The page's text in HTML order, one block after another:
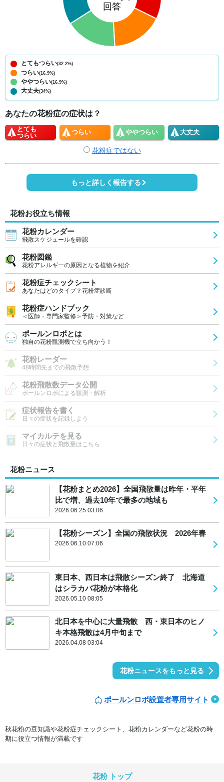
とてもつらい(32.2%)
つらい(16.9%)
ややつらい(16.9%)
大丈夫(34%)
あなたの花粉症の症状は？
とても
つらい
つらい ややつらい 大丈夫
花粉症ではない
もっと詳しく報告する
花粉お役立ち情報
花粉カレンダー
飛散スケジュールを確認
花粉図鑑
花粉アレルギーの原因となる植物を紹介
花粉症チェックシート
あなたはどのタイプ？花粉症診断
花粉症ハンドブック
＜医師・専門家監修＞予防・対策など
ポールンロボとは
独自の花粉観測機で立ち向かう！
花粉レーダー
48時間先までの飛散予想
花粉飛散数データ公開
ポールンロボによる観測・解析
症状報告を書く
日々の症状を記録しよう
マイカルテを見る
日々の症状と飛散量はこちら
花粉ニュース
【花粉まとめ2026】全国飛散量は昨年・平年
比で増、過去10年で最多の地域も
2026.06.25 03:06
【花粉シーズン】全国の飛散状況 2026年春
2026.06.10 07:06
東日本、西日本は飛散シーズン終了 北海道
はシラカバ花粉が本格化
2026.05.10 08:05
北日本を中心に大量飛散 西・東日本のヒノ
キ本格飛散は4月中旬まで
2026.04.08 03:04
花粉ニュースをもっと見る
ポールンロボ設置者専用サイト
秋花粉の豆知識や花粉症チェックシート、花粉カレンダーなど花粉の時
期に役立つ情報が満載です
花粉 トップ